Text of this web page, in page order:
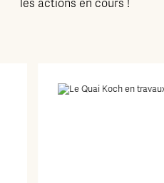
les actions en cours !